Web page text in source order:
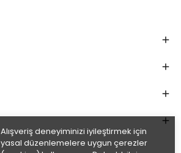
Alışveriş deneyiminizi iyileştirmek için
yasal düzenlemelere uygun çerezler